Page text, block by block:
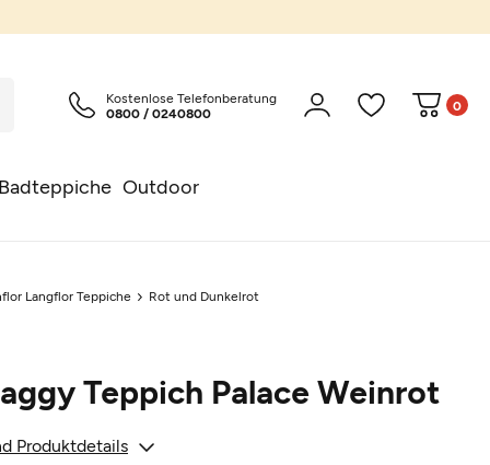
Outdoor
Kostenlose Telefonberatung
0800 / 0240800
0
Langflor Teppiche Rot und Dunkelrot
Teppich Palace Weinrot
Produktdetails